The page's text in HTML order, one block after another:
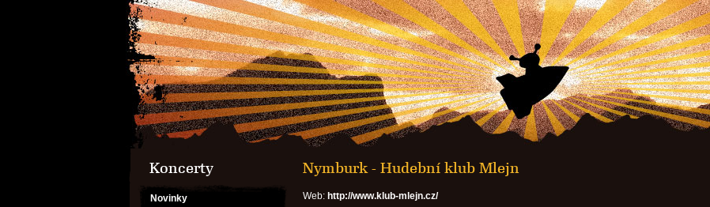
Koncerty
Novinky
Nymburk - Hudební klub Mlejn
Web: http://www.klub-mlejn.cz/